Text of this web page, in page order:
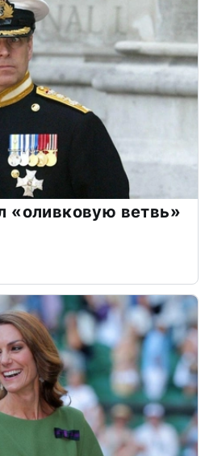
«оливковую ветвь»